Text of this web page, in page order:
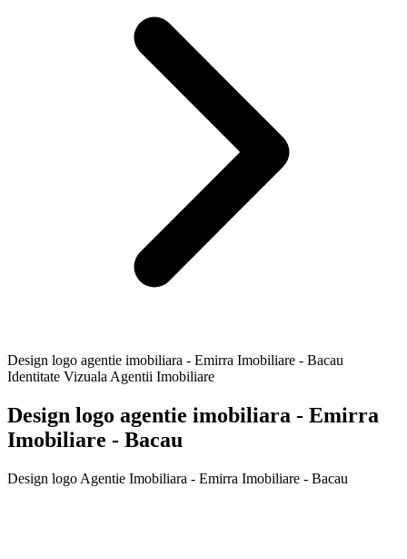
Design logo agentie imobiliara - Emirra Imobiliare - Bacau
Identitate Vizuala Agentii Imobiliare
Design logo agentie imobiliara - Emirra
Imobiliare - Bacau
Design logo Agentie Imobiliara - Emirra Imobiliare - Bacau